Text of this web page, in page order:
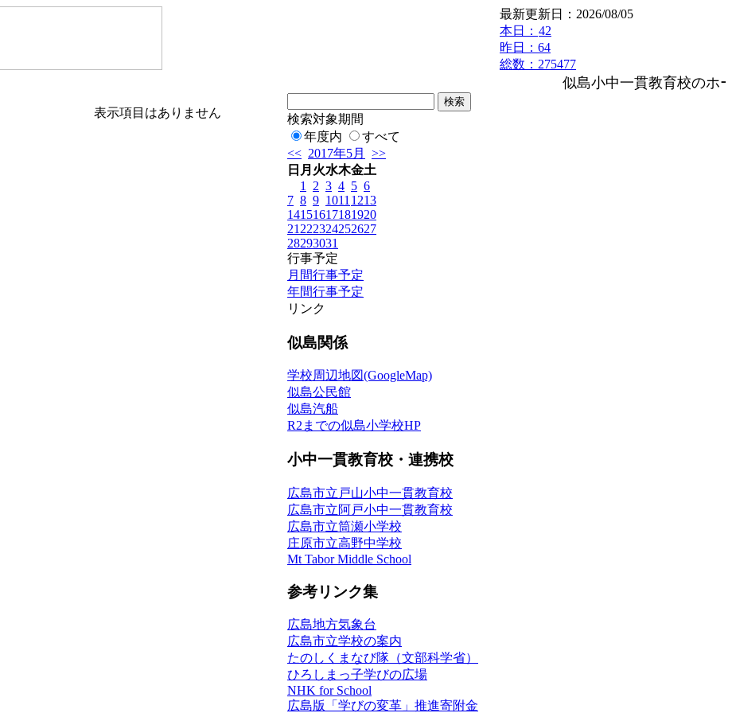
最新更新日：2026/08/05
本日： 42
昨日：64
総数：275477
似島小中一貫教育校のホ
表示項目はありません
検索対象期間
年度内
すべて
<< 2017年5月
>>
日 月 火水木金土
1
2 3 4 5 6
7 8 9 1011 1213
14151617181920
21 222324252627
28293031
行事予定
月間行事予定
年間行事予定
リンク
似島関係
学校周辺地図(GoogleMap)
似島公民館
似島汽船
R2までの似島小学校HP
小中一貫教育校・連携校
広島市立戸山小中一貫教育校
広島市立阿戸小中一貫教育校
広島市立筒瀬小学校
庄原市立高野中学校
Mt Tabor Middle School
参考リンク集
広島地方気象台
広島市立学校の案内
たのしくまなび隊（文部科学省）
ひろしまっ子学びの広場
NHK for School
広島版「学びの変革」推進寄附金